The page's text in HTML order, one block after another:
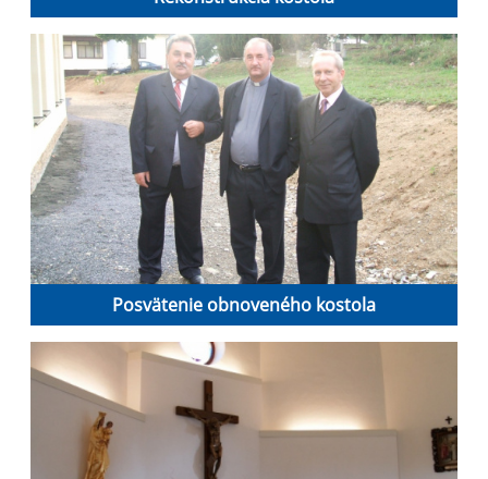
Posvätenie obnoveného kostola